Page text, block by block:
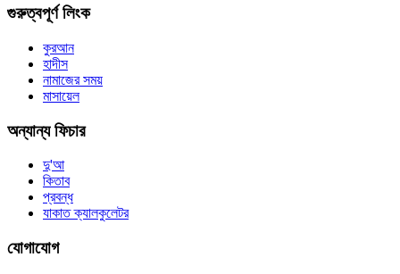
গুরুত্বপূর্ণ লিংক
কুরআন
হাদীস
নামাজের সময়
মাসায়েল
অন্যান্য ফিচার
দু'আ
কিতাব
প্রবন্ধ
যাকাত ক্যালকুলেটর
যোগাযোগ